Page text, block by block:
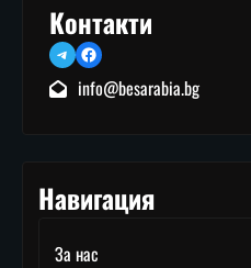
Контакти
TelegramFacebook
info@besarabia.bg
Навигация
За нас